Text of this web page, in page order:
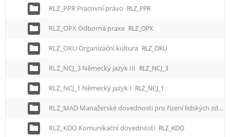
RLZ_PPR Pracovní právo RLZ_PPR
RLZ_OPX Odborná praxe RLZ_OPX
RLZ_OKU Organizační kultura RLZ_OKU
RLZ_NCJ_3 Německý jazyk III RLZ_NCJ_3
RLZ_NCJ_1 Německý jazyk I RLZ_NCJ_1
RLZ_MAD Manažerské dovednosti pro řízení lidských zdrojů
RLZ_KDO Komunikační dovednosti RLZ_KDO